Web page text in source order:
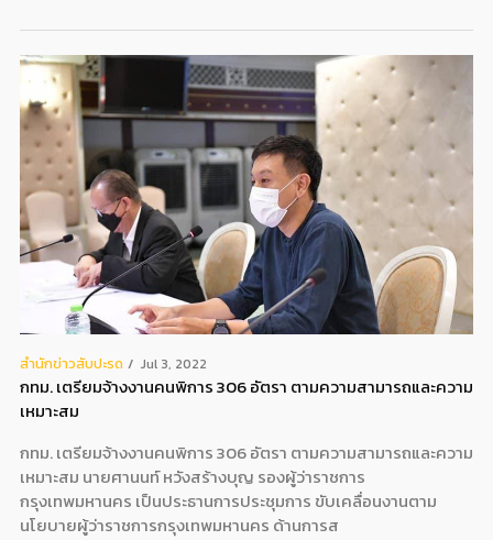
สํานักข่าวสับปะรด Jul 3, 2022
กทม. เตรียมจ้างงานคนพิการ 306 อัตรา ตามความสามารถและความ
เหมาะสม
กทม. เตรียมจ้างงานคนพิการ 306 อัตรา ตามความสามารถและความ
เหมาะสม นายศานนท์ หวังสร้างบุญ รองผู้ว่าราชการ
กรุงเทพมหานคร เป็นประธานการประชุมการ ขับเคลื่อนงานตาม
นโยบายผู้ว่าราชการกรุงเทพมหานคร ด้านการส